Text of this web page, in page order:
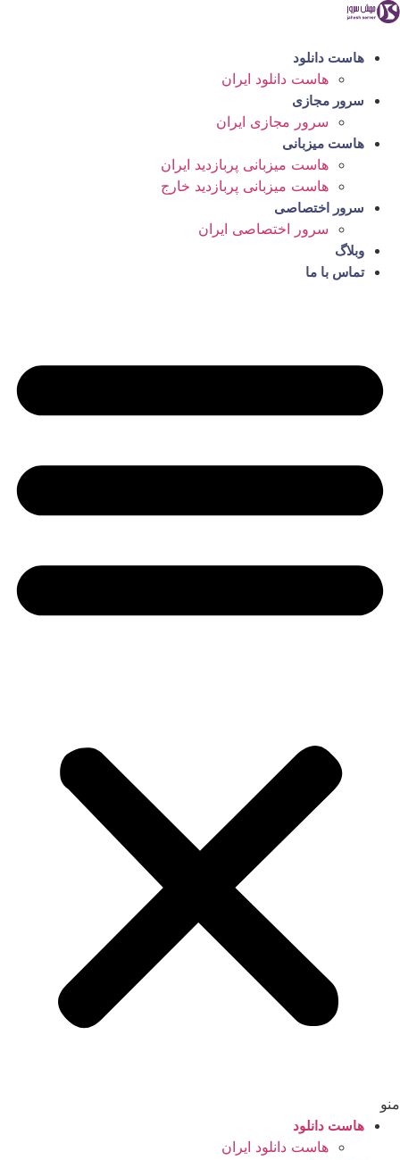
پرش
محتوا
هاست دانلود
هاست دانلود ایران
سرور مجازی
سرور مجازی ایران
هاست میزبانی
هاست میزبانی پربازدید ایران
هاست میزبانی پربازدید خارج
سرور اختصاصی
سرور اختصاصی ایران
وبلاگ
تماس با ما
منو
هاست دانلود
هاست دانلود ایران